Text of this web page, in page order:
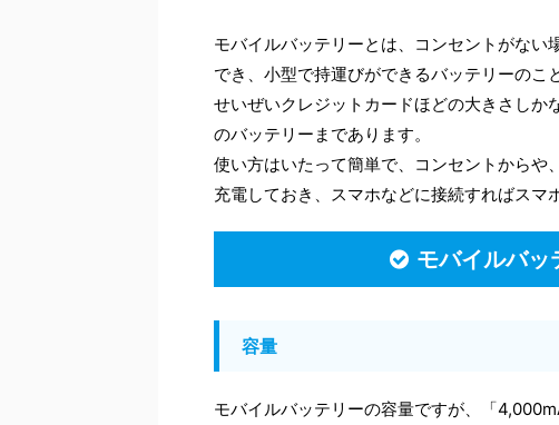
モバイルバッテリーとは、コンセントがな
でき、小型で持運びができるバッテリーのこ
せいぜいクレジットカードほどの大きさし
のバッテリーまであります。
使い方はいたって簡単で、コンセントから
充電しておき、スマホなどに接続すればスマ
モバイルバッ
容量
モバイルバッテリーの容量ですが、「